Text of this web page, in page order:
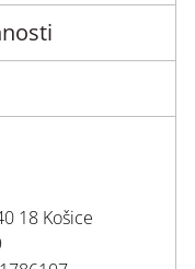
18 Košice